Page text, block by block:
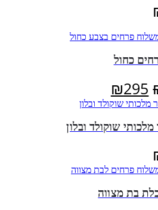
כחול
המחיר
המקורי
היה:
₪295
הנוכחי
הוא:
שוקולד ובלון
בת מצווה